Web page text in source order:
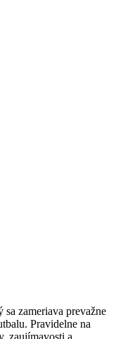
zameriava prevažne
Pravidelne na
zaujímavosti a